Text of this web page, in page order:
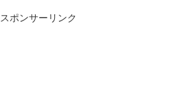
スポンサーリンク